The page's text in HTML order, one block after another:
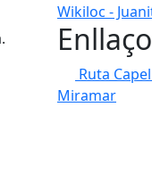
Wikiloc -
Ruta
Miramar